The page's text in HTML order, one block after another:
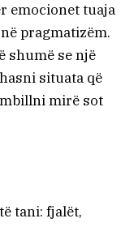
emocionet tuaja
pragmatizëm.
shumë se një
situata që
mirë sot
tani: fjalët,